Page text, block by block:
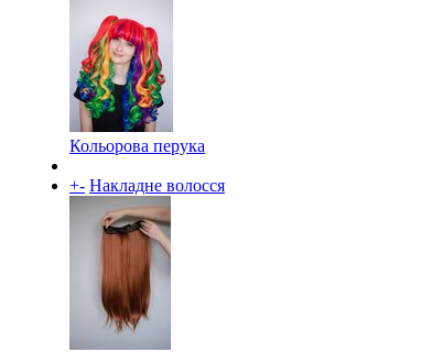
Кольорова перука
+- Накладне волосся